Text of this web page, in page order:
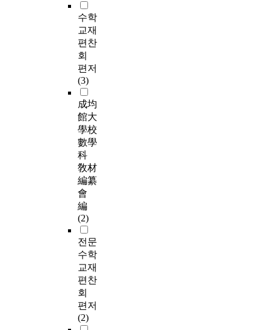
수학
교재
편찬
회
편저
(3)
成均
館大
學校
數學
科
敎材
編纂
會
編
(2)
전문
수학
교재
편찬
회
편저
(2)